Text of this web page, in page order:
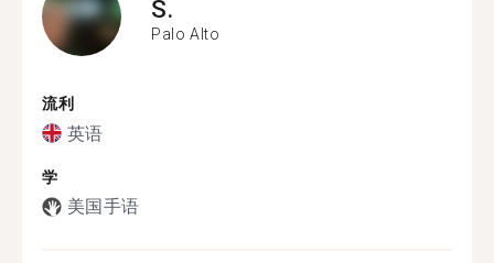
S.
Palo Alto
流利
英语
学
美国手语